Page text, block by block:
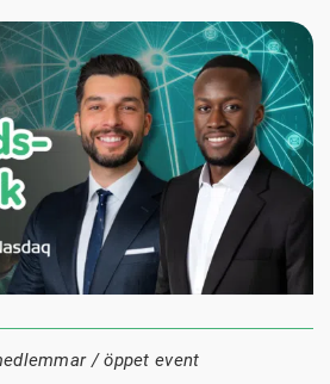
18:00
Digitalt
/ öppet event